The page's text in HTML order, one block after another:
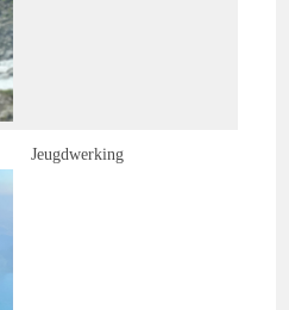
Jeugdwerking